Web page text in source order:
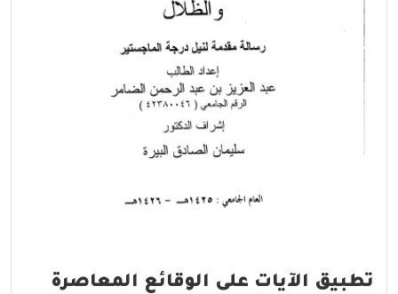
تطبيق الآيات على الوقائع المعاصرة